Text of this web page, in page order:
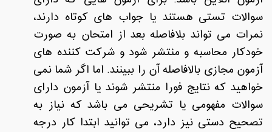
سوالات تستی هستند یا جواب های کوتاه دارند،
نمرات می تواند بلافاصله بعد از امتحان به صورت
خودکار محاسبه و منتشر شود و شرکت کننده های
آزمون مجازی بالافاصله آن را ببینند. اما اگر شما نمی
خواهید که نتایج فورا منتشر شوند یا آزمون دارای
سوالات مفهومی یا تشریحی می باشد که نیاز به
تصحیح دستی نیز دارد، می توانید ابتدا کار درجه